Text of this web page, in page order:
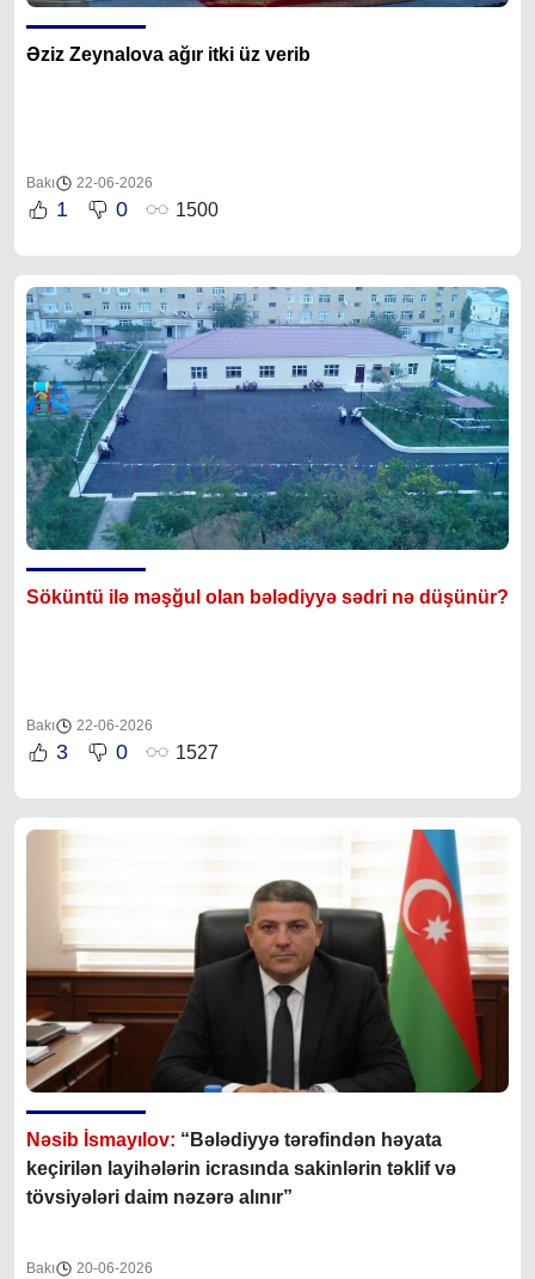
Əziz Zeynalova ağır itki üz verib
Bakı 22-06-2026
1 0 1500
Söküntü ilə məşğul olan bələdiyyə sədri nə düşünür?
Bakı 22-06-2026
3 0 1527
Nəsib İsmayılov: “Bələdiyyə tərəfindən həyata
keçirilən layihələrin icrasında sakinlərin təklif və
tövsiyələri daim nəzərə alınır”
Bakı 20-06-2026